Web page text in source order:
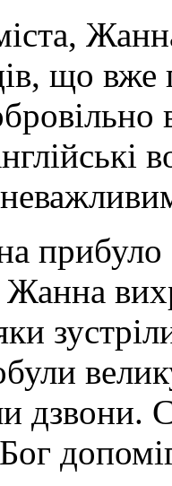
що вже
прибуло
Жанна
дзвони.